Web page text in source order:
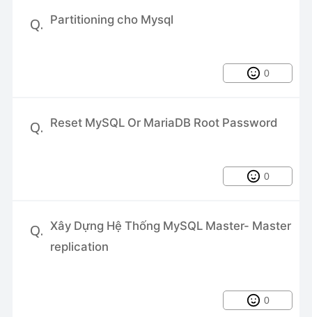
gắt kết nối SSH vào
dùng trong Linux
Q. Partitioning cho Mysql
0
Q. Reset MySQL Or MariaDB Root Password
0
Q. Xây Dựng Hệ Thống MySQL Master- Master
replication
0